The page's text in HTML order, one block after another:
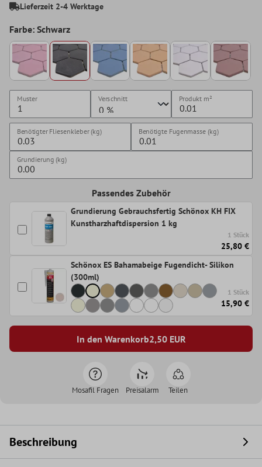
Lieferzeit 2-4 Werktage
Farbe: Schwarz
Muster Verschnitt Produkt m²
Benötigter Fliesenkleber (kg) Benötigte Fugenmasse (kg)
Grundierung (kg)
Passendes Zubehör
Grundierung Gebrauchsfertig Schönox KH FIX
Kunstharzhaftdispersion 1 kg
1 Stück
25,80 €
Schönox ES Bahamabeige Fugendicht- Silikon
(300ml)
1 Stück
15,90 €
In den Warenkorb2,50EUR
Mosafil Fragen Preisalarm Teilen
Beschreibung